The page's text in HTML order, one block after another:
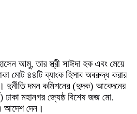
আমু, তার স্ত্রী সাঈদা হক এবং মেয়ে
মোট ৪৪টি ব্যাংক হিসাব অবরুদ্ধ করার
দমন কমিশনের (দুদক) আবেদনের
ঢাকা মহানগর জ্যেষ্ঠ বিশেষ জজ মো.
আদেশ দেন।